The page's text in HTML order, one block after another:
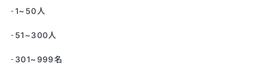
1~50人
51~300人
301~999名